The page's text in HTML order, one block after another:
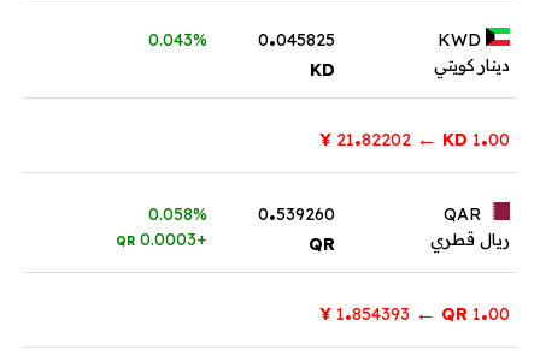
دينار كويتي
0.045825
KD
0.043%
1.00
KD
←
.82202
¥
ريال قطري
0.539260
QR
0.058%
+0.0003
QR
1.00
QR
←
.854393
¥